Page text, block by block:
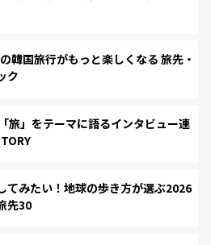
国旅行がもっと楽しくなる 旅先・
ク
旅」をテーマに語るインタビュー連
てみたい！地球の歩き方が選ぶ2026
先30